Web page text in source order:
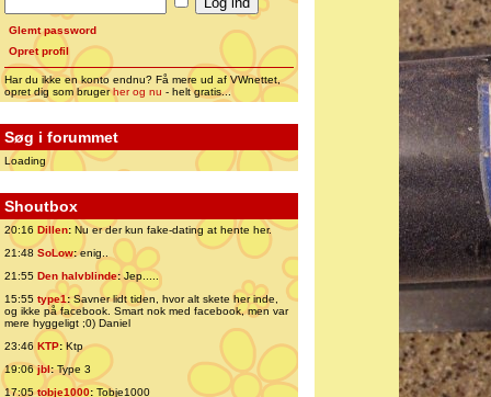
Glemt password
Opret profil
Har du ikke en konto endnu? Få mere ud af VWnettet,
opret dig som brugerher og nu - helt gratis...
Søg i forummet
Loading
Shoutbox
20:16 Dillen: Nu er der kun fake-dating at hente her.
21:48 SoLow:enig..
21:55 Den halvblinde:Jep.....
15:55 type1:Savner lidt tiden, hvor alt skete her inde,
og ikke på facebook. Smart nok med facebook, men var
mere hyggeligt ;0) Daniel
23:46 KTP:Ktp
19:06jbl:Type 3
17:05tobje1000: Tobje1000